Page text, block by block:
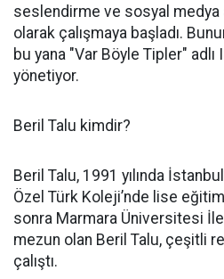
seslendirme ve sosyal medya
olarak çalışmaya başladı.
bu yana "Var Böyle Tipler" adlı
yönetiyor.
Beril Talu kimdir?
Beril Talu, 1991 yılında
Özel Türk Koleji’nde lise
sonra Marmara Üniversitesi
mezun olan Beril Talu, çeşitli
çalıştı.